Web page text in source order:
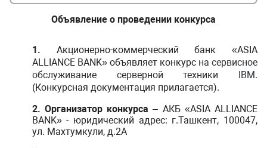
Объявление о проведении конкурса
1. Акционерно-коммерческий банк «ASIA
ALLIANCE BANK» объявляет конкурс насервисное
обслуживание серверной техники IBM.
(Конкурсная документация прилагается).
2. Организатор конкурса – АКБ «ASIA ALLIANCE
BANK» - юридический адрес: г.Ташкент, 100047,
ул. Махтумкули, д.2А